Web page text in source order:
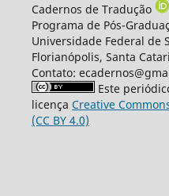
Cadernos de Tradução
Programa de Pós-
Universidade Federal de
Florianópolis, Santa
Contato:
Este
licença Creative
(CC BY 4.0)